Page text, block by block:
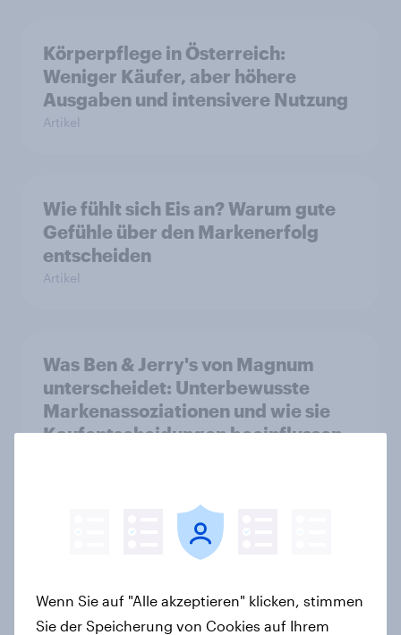
Körperpflege in Österreich:
Weniger Käufer, aber höhere
Ausgaben und intensivere Nutzung
Artikel
Wie fühlt sich Eis an? Warum gute
Gefühle über den Markenerfolg
entscheiden
Artikel
Was Ben & Jerry's von Magnum
unterscheidet: Unterbewusste
Markenassoziationen und wie sie
Kaufentscheidungen beeinflussen
[DE On-Demand Webinar] Wenn KI
die Suche übernimmt
Wenn Sie auf "Alle akzeptieren" klicken, stimmen
Sie der Speicherung von Cookies auf Ihrem